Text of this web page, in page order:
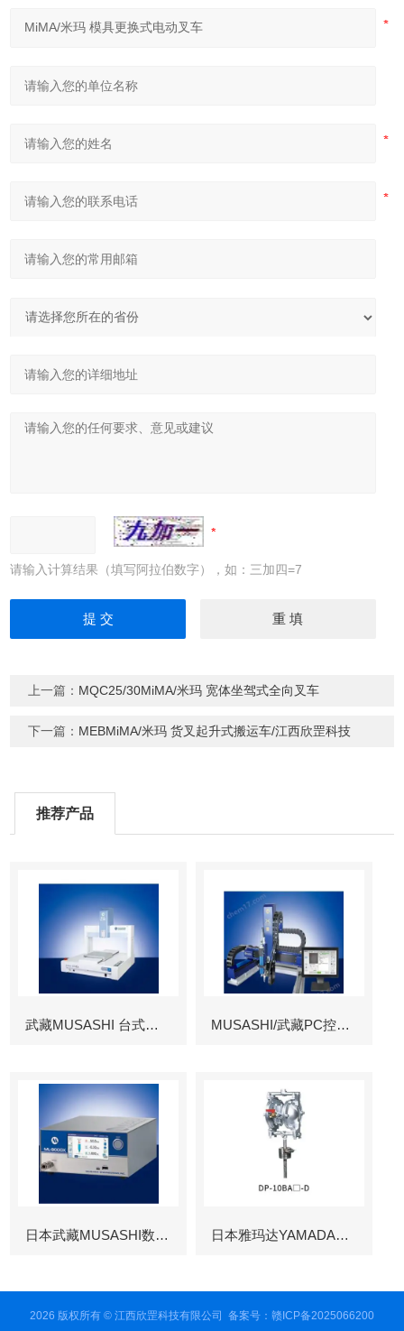
请输入计算结果（填写阿拉伯数字），如：三加四=7
上一篇： MQC25/30MiMA/米玛 宽体坐驾式全向叉车
下一篇： MEBMiMA/米玛 货叉起升式搬运车/江西欣罡科技
推荐产品
武藏MUSASHI 台式涂布机械臂 MUSASHI/武藏PC控制图像识别机械臂
日本武藏MUSASHI数字控制点胶机 日本雅玛达YAMADA往复泵
2026 版权所有 © 江西欣罡科技有限公司 备案号：赣ICP备2025066200